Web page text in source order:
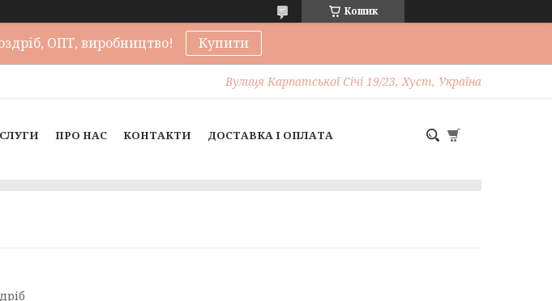
Кошик
ОПТ, виробництво! Купити
Вулиця Карпатської Січі 19/23, Хуст, Україна
ПРО НАС КОНТАКТИ ДОСТАВКА І ОПЛАТА